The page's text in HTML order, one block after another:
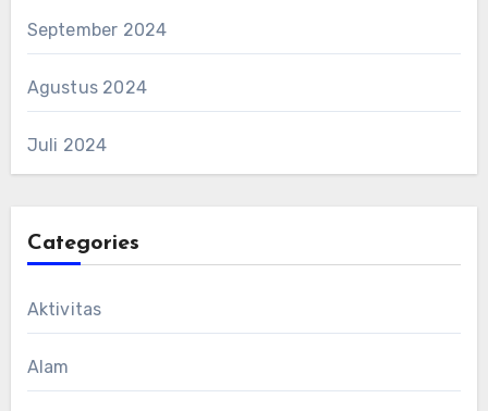
September 2024
Agustus 2024
Juli 2024
Categories
Aktivitas
Alam